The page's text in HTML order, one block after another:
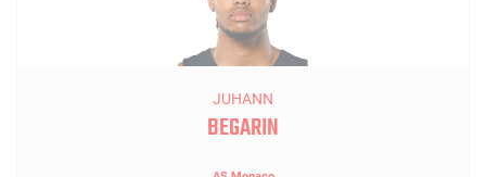
JUHANN
BEGARIN